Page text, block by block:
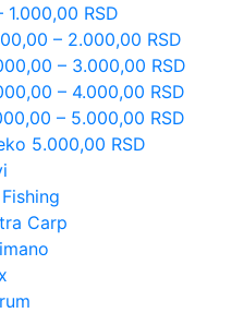
1.000,00 RSD
– 2.000,00 RSD
– 3.000,00 RSD
– 4.000,00 RSD
– 5.000,00 RSD
5.000,00 RSD
Carp